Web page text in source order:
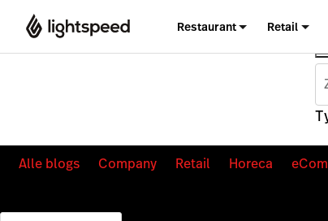
Restaurant Retail
Alle blogs Company Retail Horeca